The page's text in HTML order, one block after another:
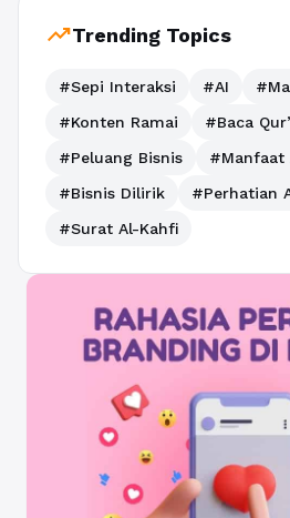
trending_upTrending Topics
#Sepi Interaksi #AI
#Konten Ramai
#Baca
#Peluang Bisnis
#Manfaat
#Bisnis Dilirik
#Perhatian
#Surat Al-Kahfi